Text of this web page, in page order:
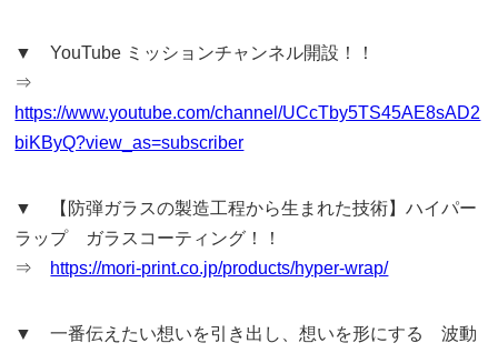
▼ YouTube ミッションチャンネル開設！！
⇒
https://www.youtube.com/channel/UCcTby5TS45AE8sAD2
biKByQ?view_as=subscriber
▼ 【防弾ガラスの製造工程から生まれた技術】ハイパー
ラップ ガラスコーティング！！
⇒ https://mori-print.co.jp/products/hyper-wrap/
▼ 一番伝えたい想いを引き出し、想いを形にする 波動